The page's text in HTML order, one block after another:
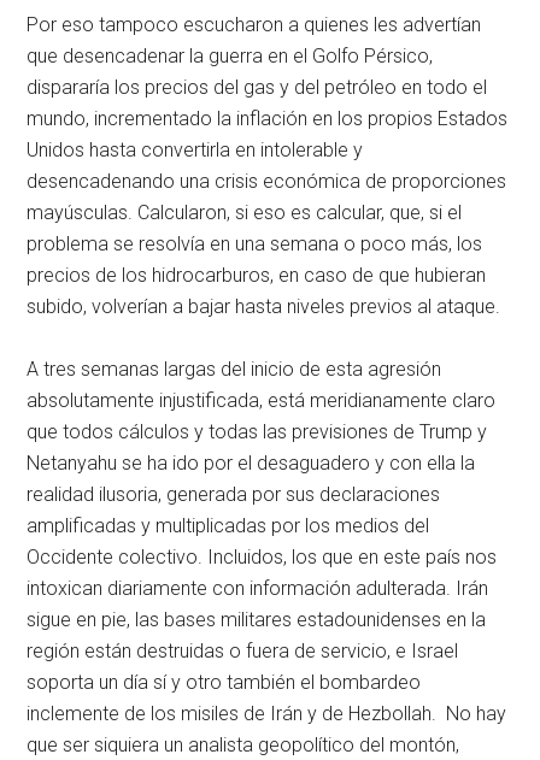
Por eso tampoco escucharon a quienes les advertían
que desencadenar la guerra en el Golfo Pérsico,
dispararía los precios del gas y del petróleo en todo el
mundo, incrementado la inflación en los propios Estados
Unidos hasta convertirla en intolerable y
desencadenando una crisis económica de proporciones
mayúsculas. Calcularon, si eso es calcular, que, si el
problema se resolvía en una semana o poco más, los
precios de los hidrocarburos, en caso de que hubieran
subido, volverían a bajar hasta niveles previos al ataque.
A tres semanas largas del inicio de esta agresión
absolutamente injustificada, está meridianamente claro
que todos cálculos y todas las previsiones de Trump y
Netanyahu se ha ido por el desaguadero y con ella la
realidad ilusoria, generada por sus declaraciones
amplificadas y multiplicadas por los medios del
Occidente colectivo. Incluidos, los que en este país nos
intoxican diariamente con información adulterada. Irán
sigue en pie, las bases militares estadounidenses en la
región están destruidas o fuera de servicio, e Israel
soporta un día sí y otro también el bombardeo
inclemente de los misiles de Irán y de Hezbollah. No hay
que ser siquiera un analista geopolítico del montón,